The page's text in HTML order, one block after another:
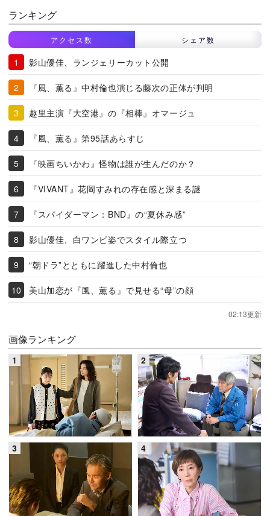
ランキング
アクセス数 シェア数
影山優佳、ランジェリーカット公開
『風、薫る』中村倫也演じる藤次の正体が判明
趣里主演『大空港』の『相棒』オマージュ
『風、薫る』第95話あらすじ
『映画ちいかわ』怪物は誰が生んだのか？
『VIVANT』花岡すみれの存在感と深まる謎
『スパイダーマン：BND』の“夏休み感”
影山優佳、白ワンピ姿でスタイル際立つ
“朝ドラ”とともに躍進した中村倫也
美山加恋が『風、薫る』で見せる“母”の顔
02:13更新
画像ランキング